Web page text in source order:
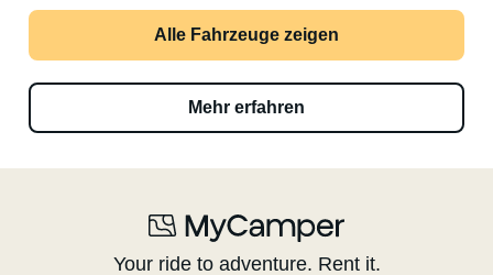
Alle Fahrzeuge zeigen
Mehr erfahren
Your ride to adventure. Rent it.